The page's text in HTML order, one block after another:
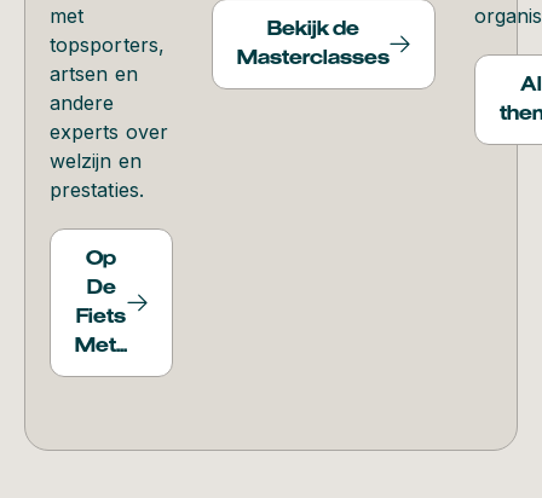
met
topsporters,
artsen en
andere
experts over
welzijn en
prestaties.
Op
De
Fiets
Met...
Bekijk de
Masterclasses